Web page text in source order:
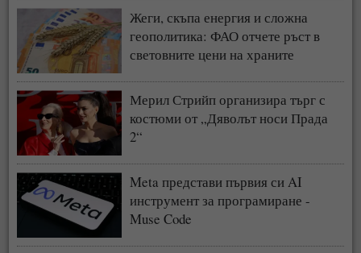
Жеги, скъпа енергия и сложна
геополитика: ФАО отчете ръст в
световните цени на храните
Мерил Стрийп организира търг с
костюми от „Дяволът носи Прада
2“
Meta представи първия си AI
инструмент за програмиране -
Muse Code